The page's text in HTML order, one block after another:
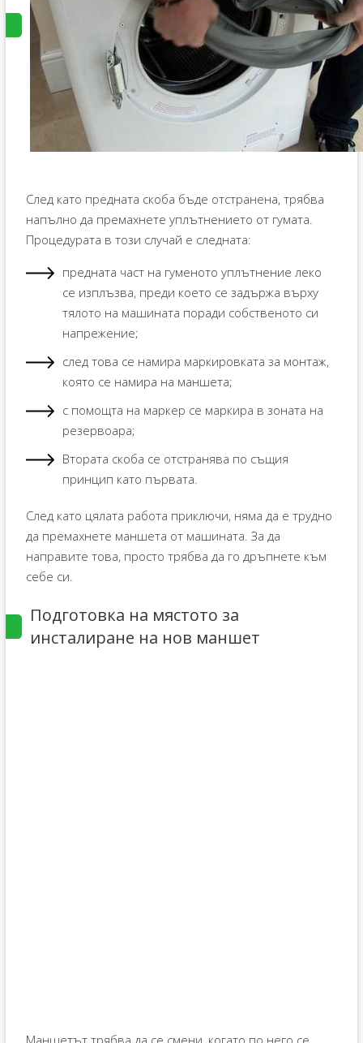
След като предната скоба бъде отстранена, трябва
напълно да премахнете уплътнението от гумата.
Процедурата в този случай е следната:
предната част на гуменото уплътнение леко
се изплъзва, преди което се задържа върху
тялото на машината поради собственото си
напрежение;
след това се намира маркировката за монтаж,
която се намира на маншета;
с помощта на маркер се маркира в зоната на
резервоара;
Втората скоба се отстранява по същия
принцип като първата.
След като цялата работа приключи, няма да е трудно
да премахнете маншета от машината. За да
направите това, просто трябва да го дръпнете към
себе си.
Подготовка на мястото за
инсталиране на нов маншет